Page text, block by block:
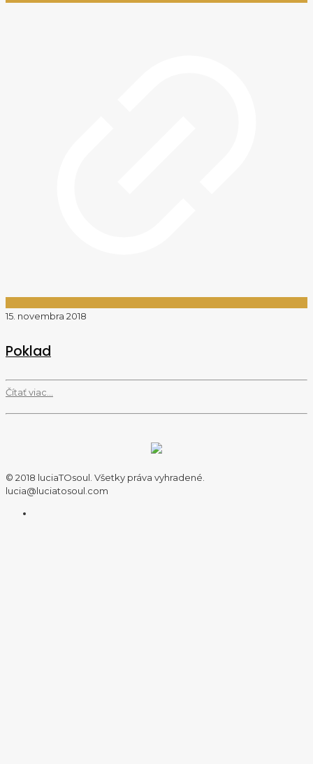
15. novembra 2018
Poklad
Čítať viac...
© 2018 luciaTOsoul. Všetky práva vyhradené.
lucia@luciatosoul.com